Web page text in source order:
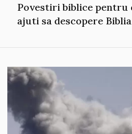
Povestiri biblice pentru
ajuti sa descopere